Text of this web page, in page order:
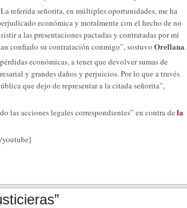
referida señorita, en múltiples oportunidades, me ha
económica y moralmente con el hecho de no
a las presentaciones pactadas y contratadas por mi
confiado su contratación conmigo”, sostuvo Orellana.
económicas, a tener que devolver sumas de
y grandes daños y perjuicios. Por lo que a través
que dejo de representar a la citada señorita”,
las acciones legales correspondientes” en contra de la
youtube]